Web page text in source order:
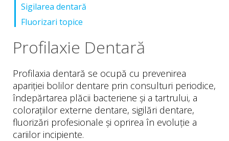
Sigilarea dentară
Fluorizari topice
Profilaxie Dentară
Profilaxia dentară se ocupă cu prevenirea
apariției bolilor dentare prin consulturi periodice,
îndepărtarea plăcii bacteriene și a tartrului, a
colorațiilor externe dentare, sigilări dentare,
fluorizări profesionale și oprirea în evoluție a
cariilor incipiente.